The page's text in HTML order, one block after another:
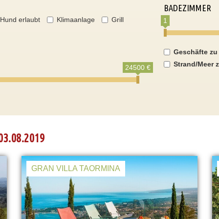
Hund erlaubt Klimaanlage Grill
24500 €
BADEZIMMER
1
Geschäfte
Strand/Meer
GRAN VILLA TAORMINA